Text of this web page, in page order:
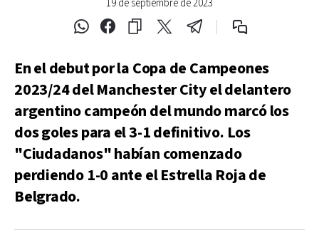
19 de septiembre de 2023
En el debut por la Copa de Campeones
2023/24 del Manchester City el delantero
argentino campeón del mundo marcó los
dos goles para el 3-1 definitivo. Los
"Ciudadanos" habían comenzado
perdiendo 1-0 ante el Estrella Roja de
Belgrado.